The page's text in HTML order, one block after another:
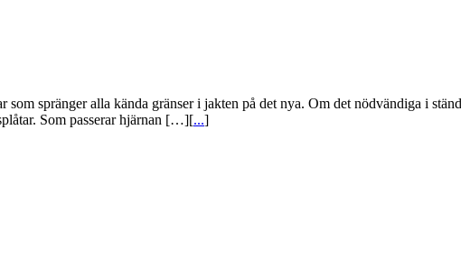
spränger alla kända gränser i jakten på det nya. Om det nödvändiga i
Som passerar hjärnan […][...]